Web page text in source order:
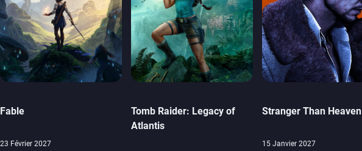
Fable
23 Février 2027
Tomb Raider: Legacy of
Atlantis
Stranger Than Heaven
15 Janvier 2027